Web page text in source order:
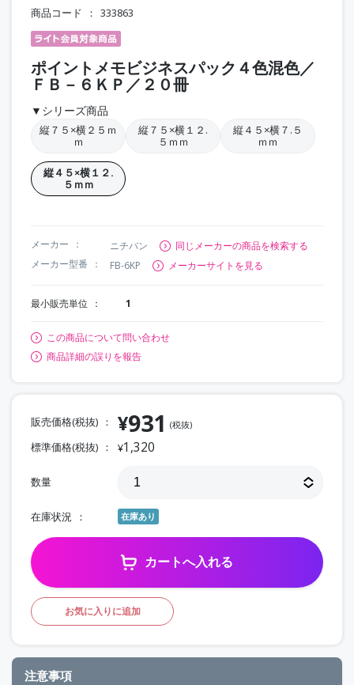
商品コード 333863
ポイントメモビジネスパック４色混色／
ＦＢ－６ＫＰ／２０冊
▼シリーズ商品
縦７５×横２５ｍ
ｍ
縦７５×横１２.
５ｍｍ
縦４５×横７.５
ｍｍ
縦４５×横１２.
５ｍｍ
メーカー ニチバン
同じメーカーの商品を検索する
メーカー型番
FB-6KP メーカーサイトを見る
最小販売単位 1
この商品について問い合わせ
商品詳細の誤りを報告
販売価格(税抜) ¥931 (税抜)
標準価格(税抜) ¥1,320
数量
在庫状況 在庫あり
カートへ入れる
お気に入りに追加
注意事項